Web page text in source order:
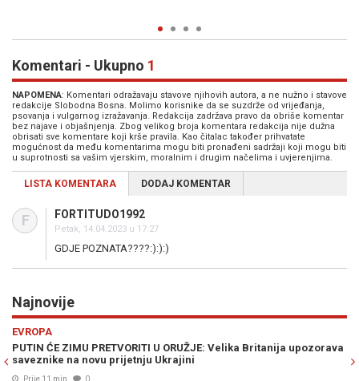
Komentari - Ukupno 1
NAPOMENA: Komentari odražavaju stavove njihovih autora, a ne nužno i stavove
redakcije Slobodna Bosna. Molimo korisnike da se suzdrže od vrijeđanja,
psovanja i vulgarnog izražavanja. Redakcija zadržava pravo da obriše komentar
bez najave i objašnjenja. Zbog velikog broja komentara redakcija nije dužna
obrisati sve komentare koji krše pravila. Kao čitalac također prihvatate
mogućnost da među komentarima mogu biti pronađeni sadržaji koji mogu biti
u suprotnosti sa vašim vjerskim, moralnim i drugim načelima i uvjerenjima.
LISTA KOMENTARA DODAJ KOMENTAR
F FORTITUDO1992
Petak, 14.04.2023 u 17:27
GDJE POZNATA????:):):)
Najnovije
upozorava SELAK RASPUDIĆ ŽESTOKO UDARILA NA
trenutak kada cijela Vlada treba pasti!"